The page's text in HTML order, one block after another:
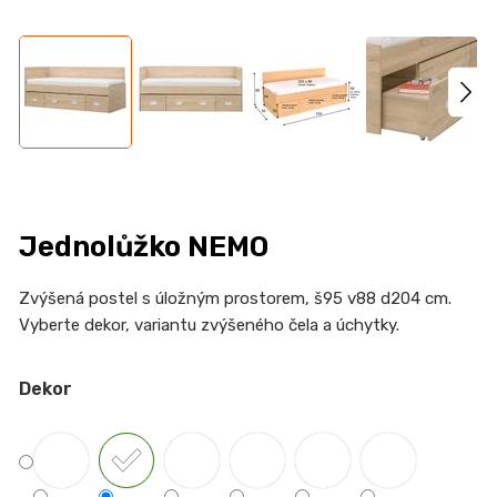
Jednolůžko NEMO
Zvýšená postel s úložným prostorem, š95 v88 d204 cm.
Vyberte dekor, variantu zvýšeného čela a úchytky.
Dekor